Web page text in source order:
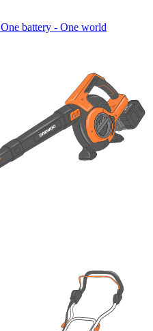
One battery - One world